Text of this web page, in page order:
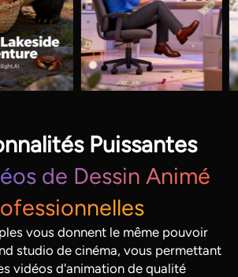
Puissantes
de Dessin Animé
vous donnent le même pouvoir
studio de cinéma, vous permettant
vidéos d'animation de qualité